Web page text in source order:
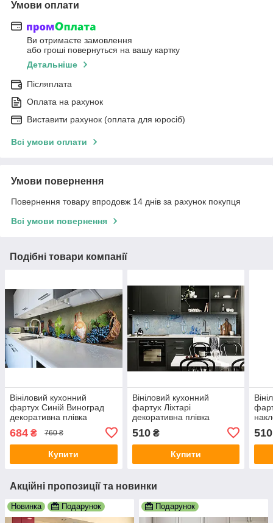
Умови оплати
Ви отримаєте замовлення
або гроші повернуться на вашу картку
Детальніше
Післяплата
Оплата на рахунок
Виставити рахунок (оплата для юросіб)
Всі умови оплати
Умови повернення
Повернення товару впродовж 14 днів за рахунок покупця
Всі умови повернення
Подібні товари компанії
Вініловий кухонний
фартух Синій Виноград
декоративна плівка
наклейка скіналі ПВХ лоза
ягоди Зелений 600х3000
мм
684 ₴ 760 ₴
Купити
Вініловий кухонний
фартух Ліхтарі
декоративна плівка
Абстракція квіти
Блакитний 600х2000 мм
510₴
Купити
510
Акційні пропозиції та новинки
Новинка Подарунок Подарунок